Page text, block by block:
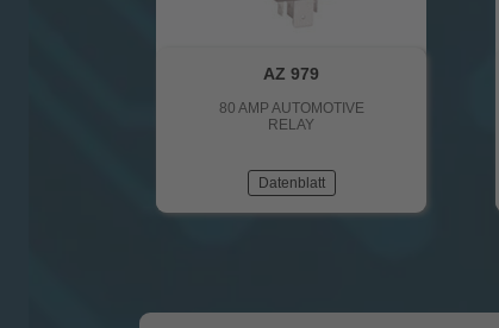
AZ 979
80 AMP AUTOMOTIVE
RELAY
Datenblatt